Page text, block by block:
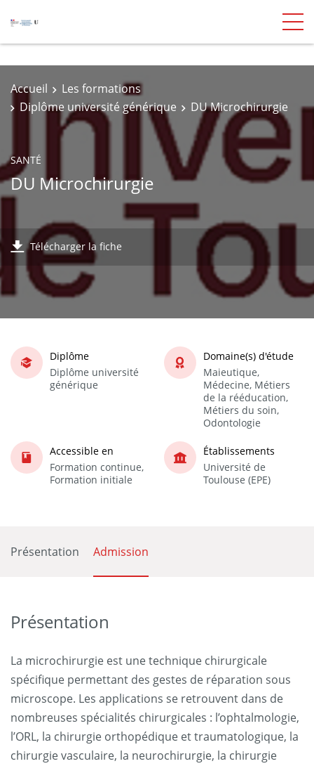
Accueil
Les formations
Diplôme université générique
DU Microchirurgie
SANTÉ
DU Microchirurgie
Télécharger la fiche
Diplôme
Diplôme université
générique
Domaine(s) d'étude
Maieutique,
Médecine, Métiers
de la rééducation,
Métiers du soin,
Odontologie
Accessible en
Formation continue,
Formation initiale
Établissements
Université de
Toulouse (EPE)
Présentation Admission
Présentation
La microchirurgie est une technique chirurgicale
spécifique permettant des gestes de réparation sous
microscope. Les applications se retrouvent dans de
nombreuses spécialités chirurgicales : l’ophtalmologie,
l’ORL, la chirurgie orthopédique et traumatologique, la
chirurgie vasculaire, la neurochirurgie, la chirurgie